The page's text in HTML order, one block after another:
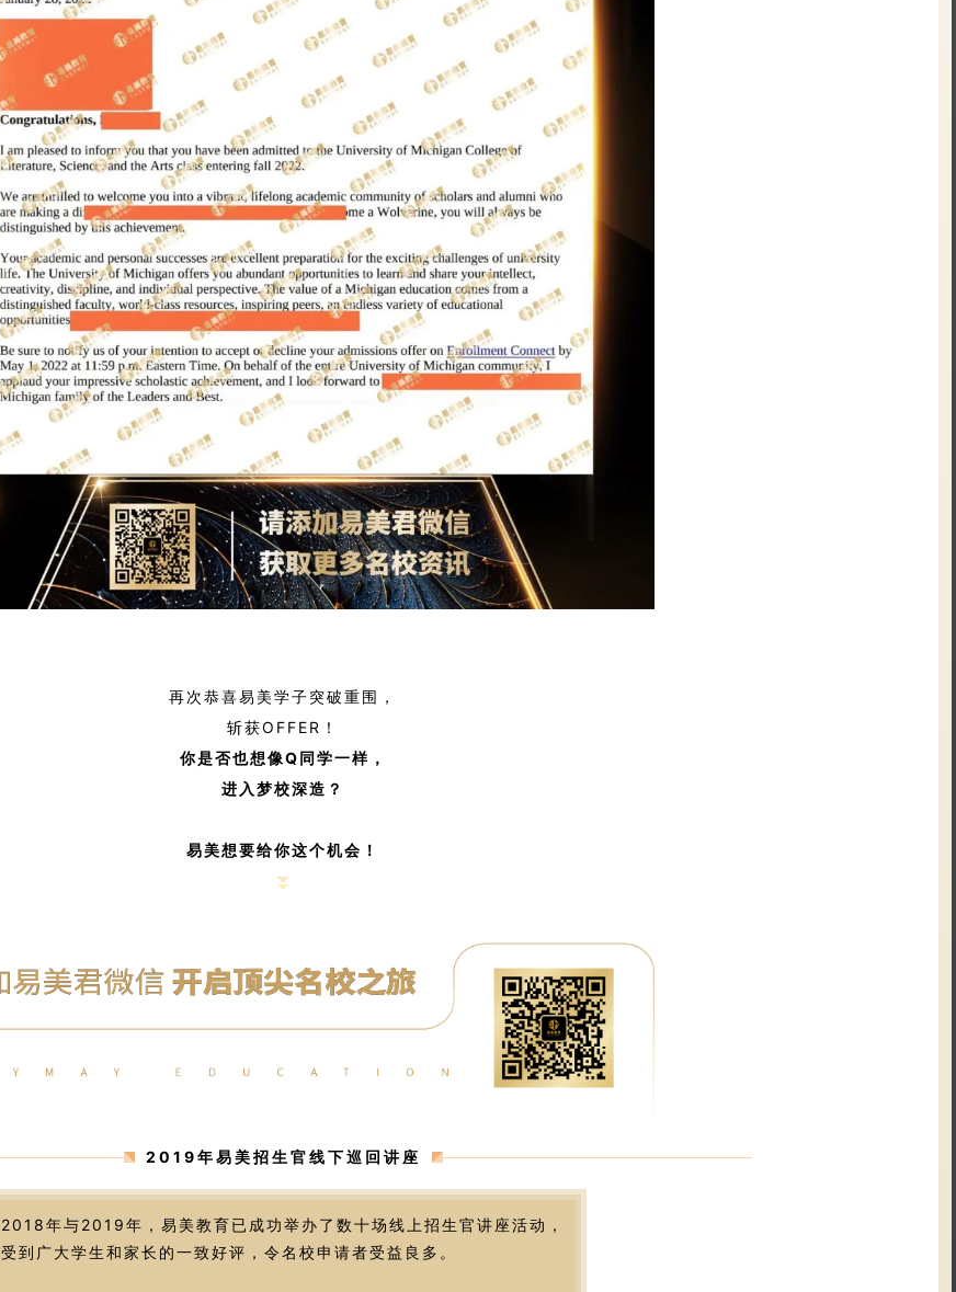
再次恭喜易美学子突破重围，
斩获OFFER！
你是否也想像Q同学一样，
进入梦校深造？
易美想要给你这个机会！
2019年易美招生官线下巡回讲座
2018年与2019年，易美教育已成功举办了数十场线上招生官讲座活动，
受到广大学生和家长的一致好评，令名校申请者受益良多。